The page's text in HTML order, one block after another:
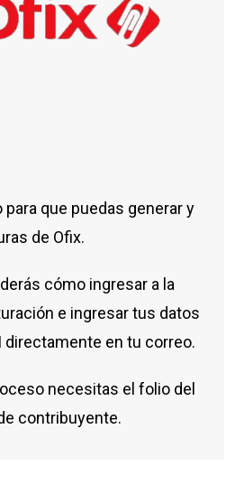
que puedas generar y
de Ofix.
cómo ingresar a la
e ingresar tus datos
directamente en tu correo.
necesitas el folio del
contribuyente.